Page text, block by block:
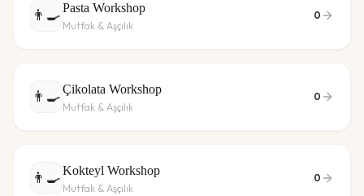
👨‍🍳Pasta Workshop
Mutfak & Aşçılık
0
👨‍🍳Çikolata Workshop
Mutfak & Aşçılık
0
👨‍🍳Kokteyl Workshop
Mutfak & Aşçılık
0